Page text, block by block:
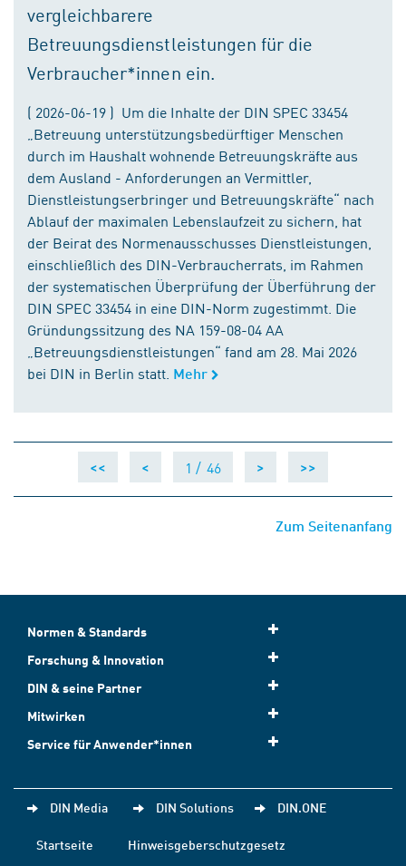
vergleichbarere
Betreuungsdienstleistungen für die
Verbraucher*innen ein.
( 2026-06-19 ) Um die Inhalte der DIN SPEC 33454
„Betreuung unterstützungsbedürftiger Menschen
durch im Haushalt wohnende Betreuungskräfte aus
dem Ausland - Anforderungen an Vermittler,
Dienstleistungserbringer und Betreuungskräfte“ nach
Ablauf der maximalen Lebenslaufzeit zu sichern, hat
der Beirat des Normenausschusses Dienstleistungen,
einschließlich des DIN-Verbraucherrats, im Rahmen
der systematischen Überprüfung der Überführung der
DIN SPEC 33454 in eine DIN-Norm zugestimmt. Die
Gründungssitzung des NA 159-08-04 AA
„Betreuungsdienstleistungen“ fand am 28. Mai 2026
bei DIN in Berlin statt. Mehr
<< < 1 / 46 > >>
Zum Seitenanfang
Normen & Standards
Forschung & Innovation
DIN & seine Partner
Mitwirken
Service für Anwender*innen
DIN Media DIN Solutions DIN.ONE
Startseite
Hinweisgeberschutzgesetz